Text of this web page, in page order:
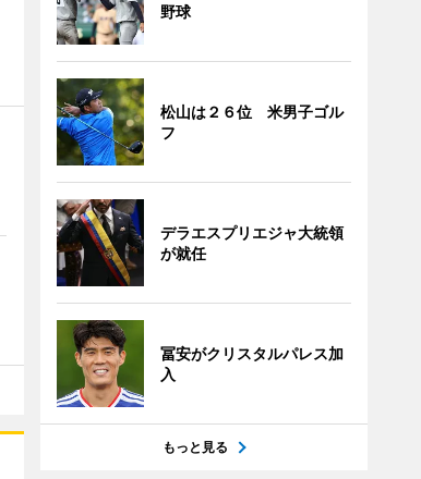
野球
松山は２６位 米男子ゴル
フ
デラエスプリエジャ大統領
が就任
冨安がクリスタルパレス加
入
もっと見る